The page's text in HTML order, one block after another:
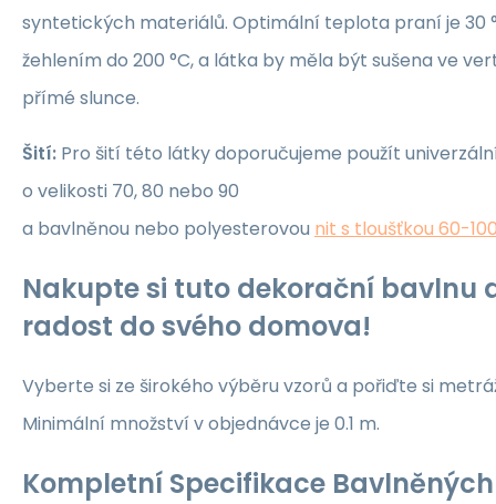
syntetických materiálů. Optimální teplota praní je 30
žehlením do 200 °C, a látka by měla být sušena ve
přímé slunce.
Šití: Pro šití této látky doporučujeme použít
o velikosti 70, 80 nebo 90
a bavlněnou nebo polyesterovou nit s tloušťkou 60-
Nakupte si tuto dekorační bavlnu
radost do svého domova!
Vyberte si ze širokého výběru vzorů a pořiďte si
Minimální množství v objednávce je 0.1 m.
Kompletní Specifikace